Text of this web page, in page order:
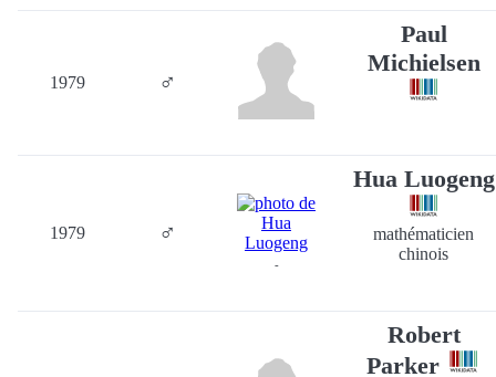
1979 ♂
Paul
Michielsen
1979 ♂
-
Hua Luogeng
mathématicien
chinois
Robert
Parker